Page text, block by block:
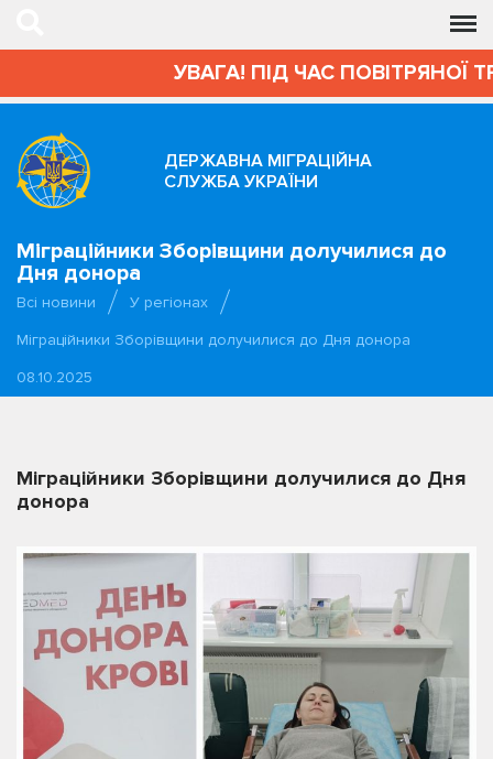
УВАГА! ПІД ЧАС ПОВІТРЯНОЇ
ДЕРЖАВНА МІГРАЦІЙНА
СЛУЖБА УКРАЇНИ
Міграційники Зборівщини долучилися до
Дня донора
Всі новини
У регіонах
Міграційники Зборівщини долучилися до Дня донора
08.10.2025
Міграційники Зборівщини долучилися до Дня
донора